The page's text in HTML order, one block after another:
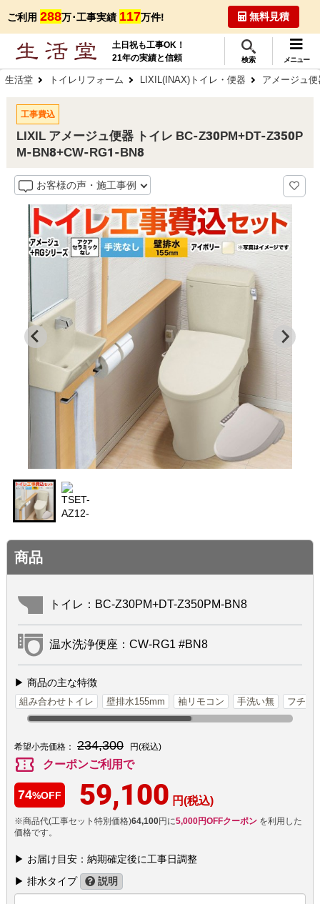
ご利用 288万･工事実績 117万件! 無料見積
土日祝も工事OK！
21年の実績と信頼
検索 メニュー
生活堂 トイレリフォーム LIXIL(INAX)トイレ・便器 アメージュ便
工事費込
LIXIL アメージュ便器 トイレ BC-Z30PM+DT-Z350P
M-BN8+CW-RG1-BN8
お客様の声・施工事例
商品
トイレ：BC-Z30PM+DT-Z350PM-BN8
温水洗浄便座：CW-RG1 #BN8
▶ 商品の主な特徴
組み合わせトイレ 壁排水155mm 袖リモコン 手洗い無 フチレ
希望小売価格： 234,300 円(税込)
confirmation_number クーポンご利用で
74%OFF 59,100 円(税込)
※商品代(工事セット特別価格)64,100円に5,000円OFFクーポンを利用した
価格です。
▶ お届け目安：納期確定後に工事日調整
▶ 排水タイプ
説明